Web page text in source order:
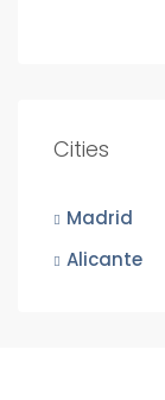
Cities
Madrid
Alicante